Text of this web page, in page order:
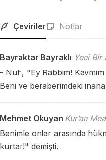
Çeviriler Notlar
Bayraktar Bayraklı Yeni Bir
- Nuh, "Ey Rabbim! Kavmim
Beni ve beraberimdeki
Mehmet Okuyan Kur’an
Benimle onlar arasında
kurtar!" demişti.